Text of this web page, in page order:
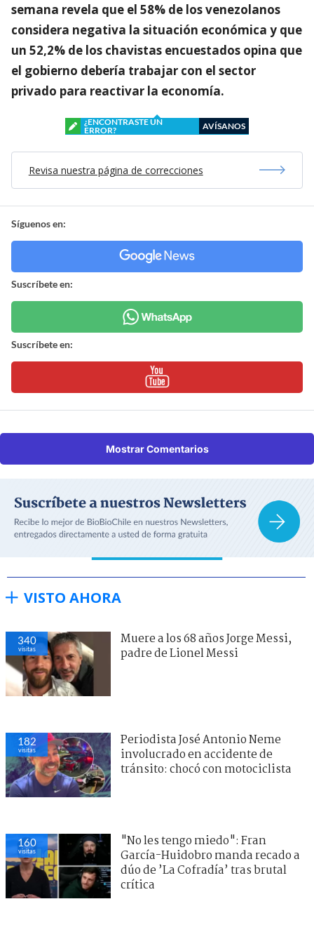
semana revela que el 58% de los venezolanos
considera negativa la situación económica y que
un 52,2% de los chavistas encuestados opina que
el gobierno debería trabajar con el sector
privado para reactivar la economía.
¿ENCONTRASTE UN
ERROR?
AVÍSANOS
Revisa nuestra página de correcciones
Síguenos en:
Suscríbete en:
Suscríbete en:
Mostrar Comentarios
VISTO AHORA
340
visitas
Muere a los 68 años Jorge Messi,
padre de Lionel Messi
182
visitas
Periodista José Antonio Neme
involucrado en accidente de
tránsito: chocó con motociclista
160
visitas
"No les tengo miedo": Fran
García-Huidobro manda recado a
dúo de ’La Cofradía’ tras brutal
crítica